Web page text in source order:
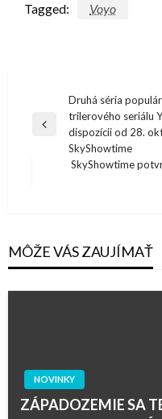
Tagged: Voyo
Navigácia
článku
Previous
Druhá séria
trilerového seriálu
dispozícii od 28.
SkyShowtime
SkyShowtime
MÔŽE VÁS ZAUJÍMAŤ
NOVINKY
ZÁPADOZEMIE SA